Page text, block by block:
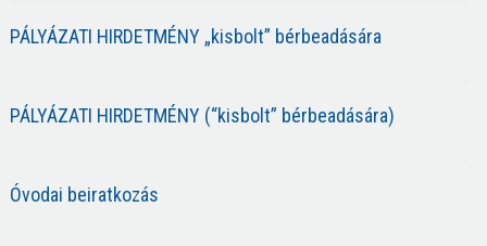
PÁLYÁZATI HIRDETMÉNY „kisbolt” bérbeadására
PÁLYÁZATI HIRDETMÉNY (“kisbolt” bérbeadására)
Óvodai beiratkozás